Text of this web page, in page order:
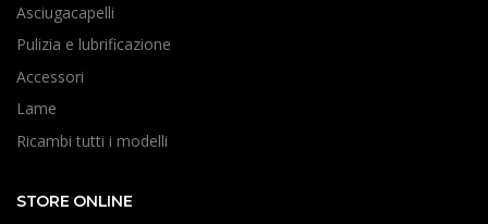
Asciugacapelli
Pulizia e lubrificazione
Accessori
Lame
Ricambi tutti i modelli
STORE ONLINE